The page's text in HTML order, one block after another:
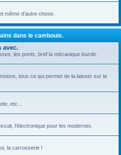
même d'autre chose.
dans le cambouis.
avec.
les ponts, bref la mécanique lourde.
tous ce qui permet de la laisser sur la
etc...
l'électronique pour les modernes.
la carrosserie !